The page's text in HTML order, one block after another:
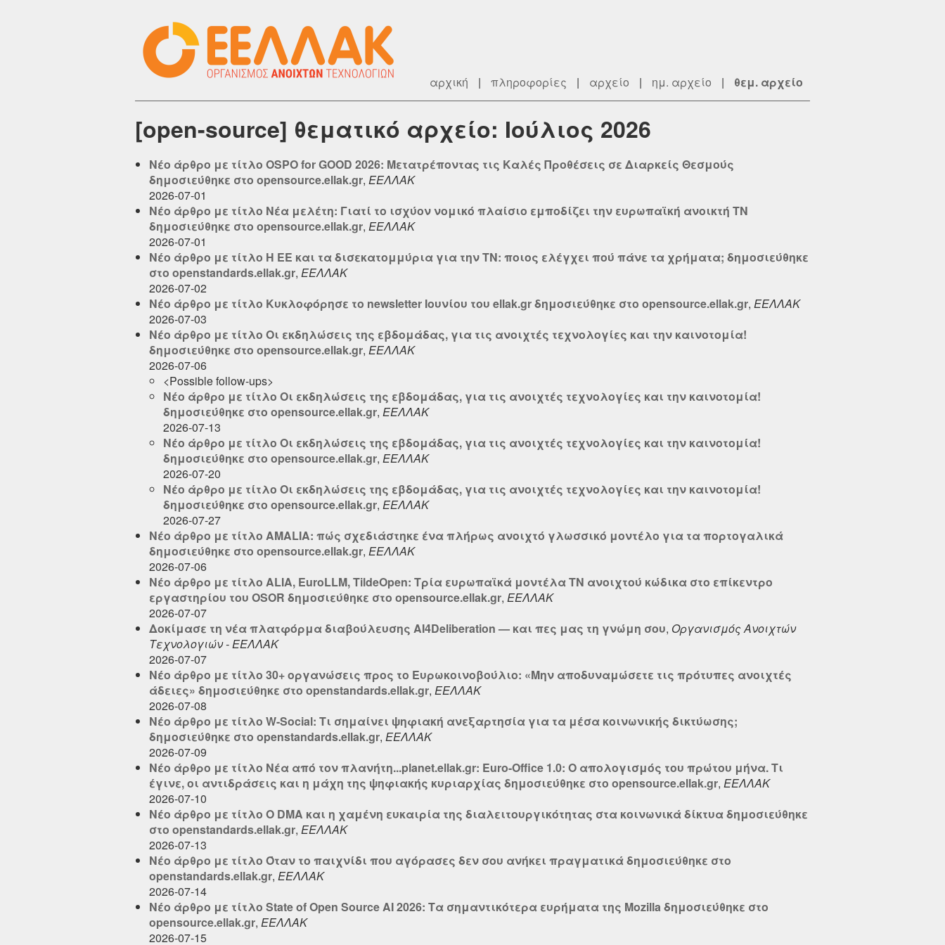
αρχική | πληροφορίες | αρχείο | ημ. αρχείο | θεμ. αρχείο
[open-source] θεματικό αρχείο: Ιούλιος 2026
Νέο άρθρο με τίτλο OSPO for GOOD 2026: Μετατρέποντας τις Καλές Προθέσεις σε Διαρκείς Θεσμούς
δημοσιεύθηκε στο opensource.ellak.gr, ΕΕΛΛΑΚ
2026-07-01
Νέο άρθρο με τίτλο Νέα μελέτη: Γιατί το ισχύον νομικό πλαίσιο εμποδίζει την ευρωπαϊκή ανοικτή TN
δημοσιεύθηκε στο opensource.ellak.gr, ΕΕΛΛΑΚ
2026-07-01
Νέο άρθρο με τίτλο Η ΕΕ και τα δισεκατομμύρια για την ΤΝ: ποιος ελέγχει πού πάνε τα χρήματα; δημοσιεύθηκε
στο openstandards.ellak.gr, ΕΕΛΛΑΚ
2026-07-02
Νέο άρθρο με τίτλο Κυκλοφόρησε το newsletter Ιουνίου του ellak.gr δημοσιεύθηκε στο opensource.ellak.gr, ΕΕΛΛΑΚ
2026-07-03
Νέο άρθρο με τίτλο Οι εκδηλώσεις της εβδομάδας, για τις ανοιχτές τεχνολογίες και την καινοτομία!
δημοσιεύθηκε στο opensource.ellak.gr, ΕΕΛΛΑΚ
2026-07-06
<Possible follow-ups>
Νέο άρθρο με τίτλο Οι εκδηλώσεις της εβδομάδας, για τις ανοιχτές τεχνολογίες και την καινοτομία!
δημοσιεύθηκε στο opensource.ellak.gr, ΕΕΛΛΑΚ
2026-07-13
Νέο άρθρο με τίτλο Οι εκδηλώσεις της εβδομάδας, για τις ανοιχτές τεχνολογίες και την καινοτομία!
δημοσιεύθηκε στο opensource.ellak.gr, ΕΕΛΛΑΚ
2026-07-20
Νέο άρθρο με τίτλο Οι εκδηλώσεις της εβδομάδας, για τις ανοιχτές τεχνολογίες και την καινοτομία!
δημοσιεύθηκε στο opensource.ellak.gr, ΕΕΛΛΑΚ
2026-07-27
Νέο άρθρο με τίτλο AMALIA: πώς σχεδιάστηκε ένα πλήρως ανοιχτό γλωσσικό μοντέλο για τα πορτογαλικά
δημοσιεύθηκε στο opensource.ellak.gr, ΕΕΛΛΑΚ
2026-07-06
Νέο άρθρο με τίτλο ALIA, EuroLLM, TildeOpen: Τρία ευρωπαϊκά μοντέλα ΤΝ ανοιχτού κώδικα στο επίκεντρο
εργαστηρίου του OSOR δημοσιεύθηκε στο opensource.ellak.gr, ΕΕΛΛΑΚ
2026-07-07
Δοκίμασε τη νέα πλατφόρμα διαβούλευσης AI4Deliberation — και πες μας τη γνώμη σου, Οργανισμός Ανοιχτών
Τεχνολογιών - ΕΕΛΛΑΚ
2026-07-07
Νέο άρθρο με τίτλο 30+ οργανώσεις προς το Ευρωκοινοβούλιο: «Μην αποδυναμώσετε τις πρότυπες ανοιχτές
άδειες» δημοσιεύθηκε στο openstandards.ellak.gr, ΕΕΛΛΑΚ
2026-07-08
Νέο άρθρο με τίτλο W-Social: Τι σημαίνει ψηφιακή ανεξαρτησία για τα μέσα κοινωνικής δικτύωσης;
δημοσιεύθηκε στο openstandards.ellak.gr, ΕΕΛΛΑΚ
2026-07-09
Νέο άρθρο με τίτλο Νέα από τον πλανήτη...planet.ellak.gr: Euro-Office 1.0: Ο απολογισμός του πρώτου μήνα. Τι
έγινε, οι αντιδράσεις και η μάχη της ψηφιακής κυριαρχίας δημοσιεύθηκε στο opensource.ellak.gr, ΕΕΛΛΑΚ
2026-07-10
Νέο άρθρο με τίτλο Ο DMA και η χαμένη ευκαιρία της διαλειτουργικότητας στα κοινωνικά δίκτυα δημοσιεύθηκε
στο openstandards.ellak.gr, ΕΕΛΛΑΚ
2026-07-13
Νέο άρθρο με τίτλο Όταν το παιχνίδι που αγόρασες δεν σου ανήκει πραγματικά δημοσιεύθηκε στο
openstandards.ellak.gr, ΕΕΛΛΑΚ
2026-07-14
Νέο άρθρο με τίτλο State of Open Source AI 2026: Τα σημαντικότερα ευρήματα της Mozilla δημοσιεύθηκε στο
opensource.ellak.gr, ΕΕΛΛΑΚ
2026-07-15